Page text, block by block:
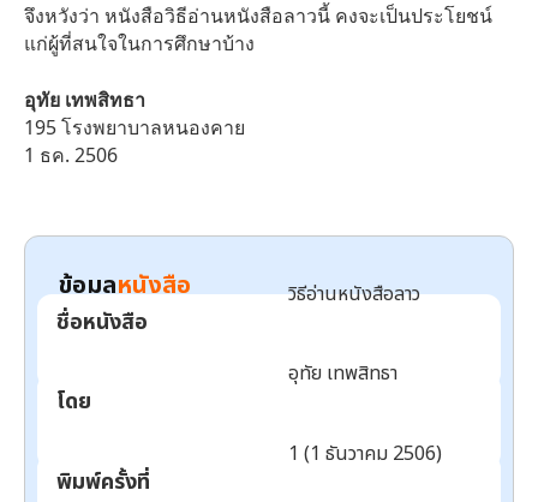
จึงหวังว่า หนังสือวิธีอ่านหนังสือลาวนี้ คงจะเป็นประโยชน์
แก่ผู้ที่สนใจในการศึกษาบ้าง
อุทัย เทพสิทธา
195 โรงพยาบาลหนองคาย
1 ธค. 2506
ข้อมูลหนังสือ
ชื่อหนังสือ
วิธีอ่านหนังสือลาว
โดย
อุทัย เทพสิทธา
พิมพ์ครั้งที่
1 (1 ธันวาคม 2506)